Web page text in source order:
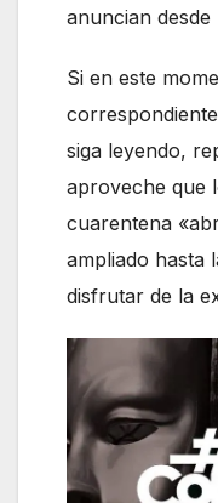
anuncian desde
Si en este
siga leyendo,
aproveche que
cuarentena
ampliado hasta
disfrutar de la